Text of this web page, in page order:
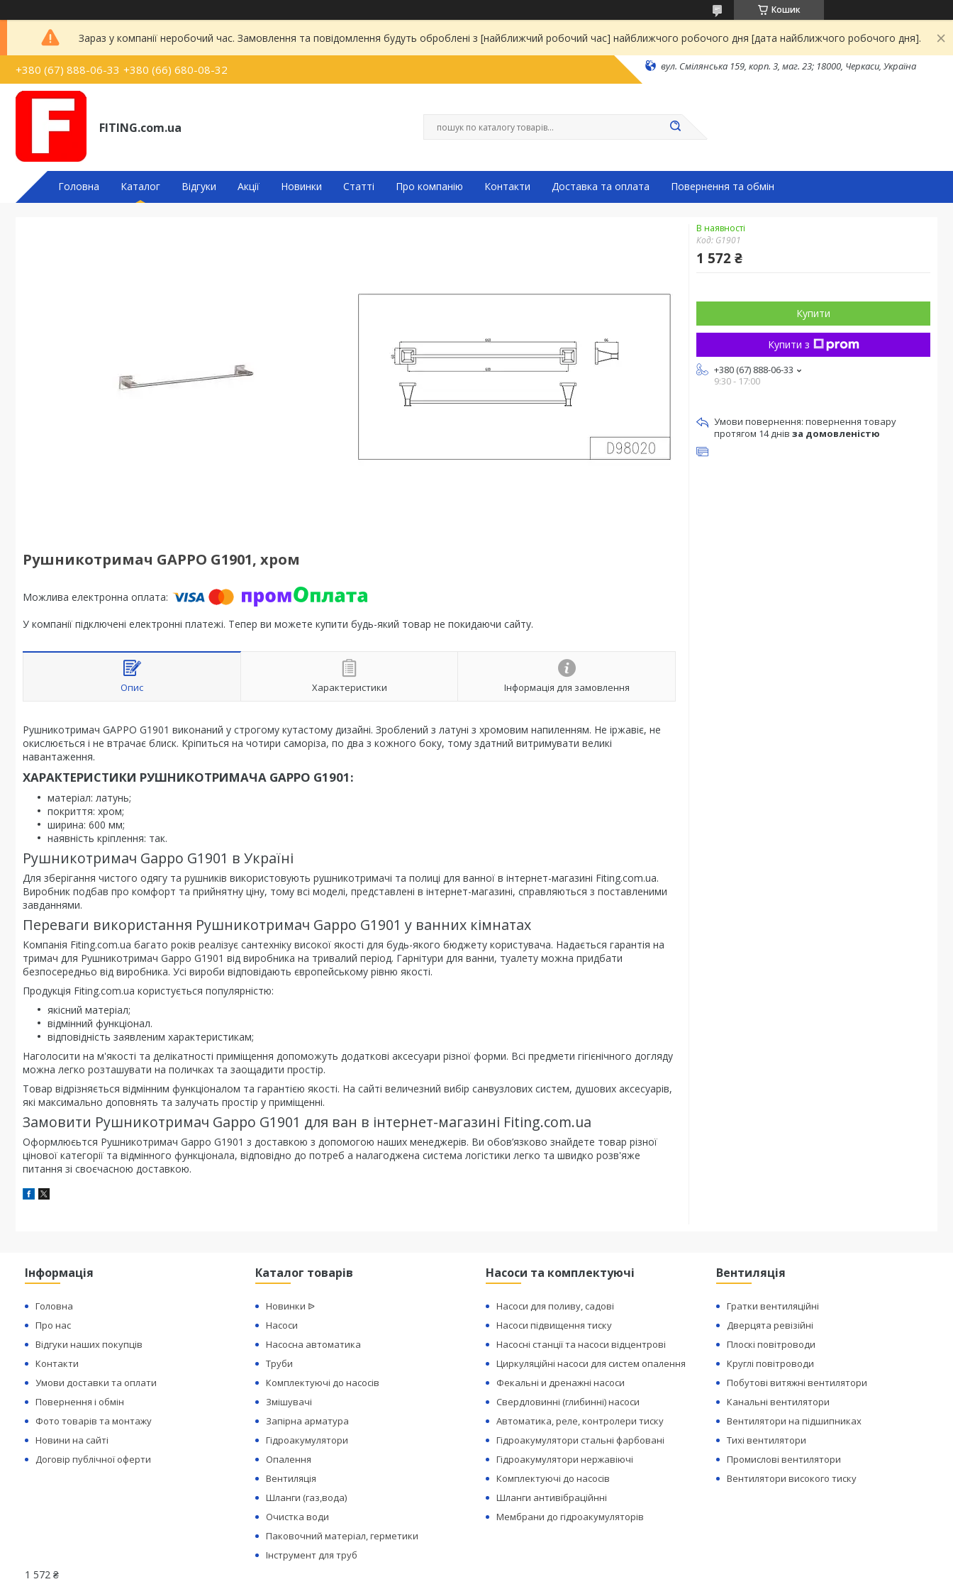
Кошик
Зараз у компанії неробочий час. Замовлення та повідомлення будуть оброблені з [найближчий робочий час] найближчого робочого дня [дата найближчого робочого дня].
+380 (67) 888-06-33 +380 (66) 680-08-32 вул. Смілянська 159, корп. 3, маг. 23; 18000, Черкаси, Україна
FITING.com.ua
Головна Каталог Відгуки Акції Новинки Статті Про компанію Контакти Доставка та оплата Повернення та обмін
Рушникотримач GAPPO G1901, хром
У компанії підключені електронні платежі. Тепер ви можете купити будь-який товар не покидаючи сайту.
Опис Характеристики Інформація для замовлення
Рушникотримач GAPPO G1901 виконаний у строгому кутастому дизайні. Зроблений з латуні з хромовим напиленням. Не іржавіє, не
окислюється і не втрачає блиск. Кріпиться на чотири саморіза, по два з кожного боку, тому здатний витримувати великі
навантаження.
ХАРАКТЕРИСТИКИ РУШНИКОТРИМАЧА GAPPO G1901:
матеріал: латунь;
покриття: хром;
ширина: 600 мм;
наявність кріплення: так.
Рушникотримач Gappo G1901 в Україні
Для зберігання чистого одягу та рушників використовують рушникотримачі та полиці для ванної в інтернет-магазині Fiting.com.ua.
Виробник подбав про комфорт та прийнятну ціну, тому всі моделі, представлені в інтернет-магазині, справляються з поставленими
завданнями.
Переваги використання Рушникотримач Gappo G1901 у ванних кімнатах
Компанія Fiting.com.ua багато років реалізує сантехніку високої якості для будь-якого бюджету користувача. Надається гарантія на
тримач для Рушникотримач Gappo G1901 від виробника на тривалий період. Гарнітури для ванни, туалету можна придбати
безпосередньо від виробника. Усі вироби відповідають європейському рівню якості.
Продукція Fiting.com.ua користується популярністю:
якісний матеріал;
відмінний функціонал.
відповідність заявленим характеристикам;
Наголосити на м'якості та делікатності приміщення допоможуть додаткові аксесуари різної форми. Всі предмети гігієнічного догляду
можна легко розташувати на поличках та заощадити простір.
Товар відрізняється відмінним функціоналом та гарантією якості. На сайті величезний вибір санвузлових систем, душових аксесуарів,
які максимально доповнять та залучать простір у приміщенні.
Замовити Рушникотримач Gappo G1901 для ван в інтернет-магазині Fiting.com.ua
Оформлюєьтся Рушникотримач Gappo G1901 з доставкою з допомогою наших менеджерів. Ви обов’язково знайдете товар різної
цінової категорії та відмінного функціонала, відповідно до потреб а налагоджена система логістики легко та швидко розв'яже
питання зі своєчасною доставкою.
В наявності
Код: G1901
1 572 ₴
Купити
Купити з
+380 (67) 888-06-33
9:30 - 17:00
повернення товару
протягом 14 днів за домовленістю
Інформація
Головна
Про нас
Відгуки наших покупців
Контакти
Умови доставки та оплати
Повернення і обмін
Фото товарів та монтажу
Новини на сайті
Договір публічної оферти
Каталог товарів
Новинки ᐉ
Насоси
Насосна автоматика
Труби
Комплектуючі до насосів
Змішувачі
Запірна арматура
Гідроакумулятори
Опалення
Вентиляція
Шланги (газ,вода)
Очистка води
Паковочний матеріал, герметики
Інструмент для труб
Насоси та комплектуючі
Насоси для поливу, садові
Насоси підвищення тиску
Насосні станції та насоси відцентрові
Циркуляційні насоси для систем опалення
Фекальні и дренажні насоси
Свердловинні (глибинні) насоси
Автоматика, реле, контролери тиску
Гідроакумулятори стальні фарбовані
Гідроакумулятори нержавіючі
Комплектуючі до насосів
Шланги антивібраційнні
Мембрани до гідроакумуляторів
Вентиляція
Гратки вентиляційні
Дверцята ревізійні
Плоскі повітроводи
Круглі повітроводи
Побутові витяжні вентилятори
Канальні вентилятори
Вентилятори на підшипниках
Тихі вентилятори
Промислові вентилятори
Вентилятори високого тиску
1 572 ₴